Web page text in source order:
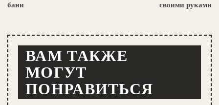
бани своими руками
ВАМ ТАКЖЕ
МОГУТ
ПОНРАВИТЬСЯ